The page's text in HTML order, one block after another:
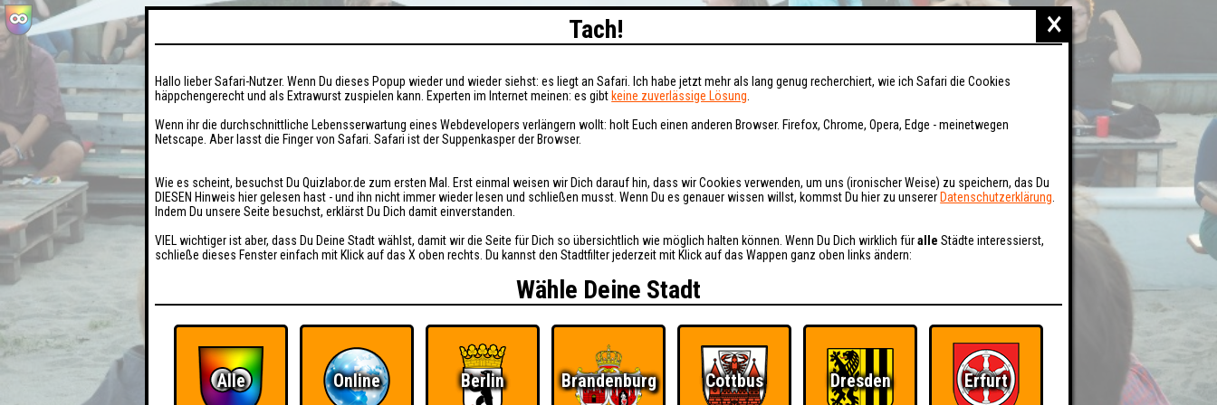
×
Tach!
Hallo lieber Safari-Nutzer. Wenn Du dieses Popup wieder und wieder siehst: es liegt an Safari. Ich habe jetzt mehr als lang genug recherchiert, wie ich Safari die Cookies
häppchengerecht und als Extrawurst zuspielen kann. Experten im Internet meinen: es gibt keine zuverlässige Lösung
Wenn ihr die durchschnittliche Lebensserwartung eines Webdevelopers verlängern wollt: holt Euch einen anderen Browser. Firefox, Chrome, Opera, Edge - meinetwegen
Netscape. Aber lasst die Finger von Safari. Safari ist der Suppenkasper der Browser.
Wie es scheint, besuchst Du Quizlabor.de zum ersten Mal. Erst einmal weisen wir Dich darauf hin, dass wir Cookies verwenden, um uns (ironischer Weise) zu speichern, das Du
DIESEN Hinweis hier gelesen hast - und ihn nicht immer wieder lesen und schließen musst. Wenn Du es genauer wissen willst, kommst Du hier zu unserer Datenschutzerklärung
Indem Du unsere Seite besuchst, erklärst Du Dich damit einverstanden.
VIEL wichtiger ist aber, dass Du Deine Stadt wählst, damit wir die Seite für Dich so übersichtlich wie möglich halten können. Wenn Du Dich wirklich füralle Städte interessierst,
schließe dieses Fenster einfach mit Klick auf das X oben rechts. Du kannst den Stadtfilter jederzeit mit Klick auf das Wappen ganz oben links ändern:
Wähle Deine Stadt
Alle Online Berlin Brandenburg Cottbus Dresden Erfurt